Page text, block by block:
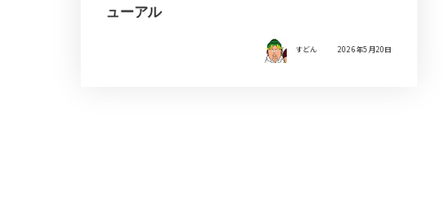
ューアル
すどん 2026年5月20日